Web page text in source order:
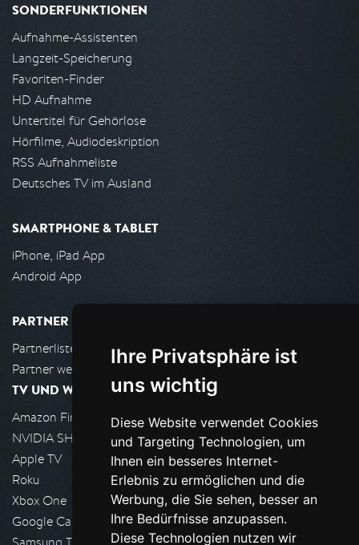
Ihre Privatsphäre ist
uns wichtig
Diese Website verwendet Cookies
und Targeting Technologien, um
Ihnen ein besseres Internet-
Erlebnis zu ermöglichen und die
Werbung, die Sie sehen, besser an
Ihre Bedürfnisse anzupassen.
Diese Technologien nutzen wir
SONDERFUNKTIONEN
Aufnahme-Assistenten
Langzeit-Speicherung
Favoriten-Finder
HD Aufnahme
Untertitel für Gehörlose
Hörfilme, Audiodeskription
RSS Aufnahmeliste
Deutsches TV im Ausland
SMARTPHONE & TABLET
iPhone, iPad App
Android App
PARTNER
Partnerliste
Partner werden
TV UND WOHNZIMMER
Amazon FireTV
NVIDIA SHIELD, Google TV
Apple TV
Roku
Xbox One
Google Cast